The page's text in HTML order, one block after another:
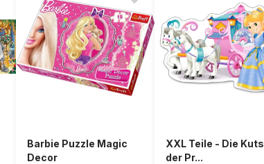
Barbie Puzzle Magic
Decor
XXL Teile - Die
der Pr...